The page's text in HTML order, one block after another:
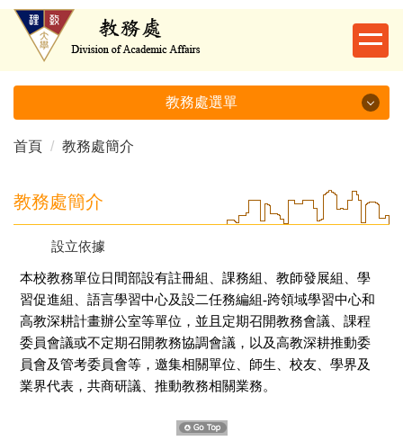
跳
容
區
教務處選單
教務處選單
教務處簡介
最新消息
承辦業務
單位職掌
法規辦法
首頁 教務處簡介
教務處簡介
設立依據
本校教務單位日間部設有註冊組、課務組、教師發展組、學
習促進組、語言學習中心及設二任務編組-跨領域學習中心和
高教深耕計畫辦公室等單位，並且定期召開教務會議、課程
委員會議或不定期召開教務協調會議，以及高教深耕推動委
員會及管考委員會等，邀集相關單位、師生、校友、學界及
業界代表，共商研議、推動教務相關業務。